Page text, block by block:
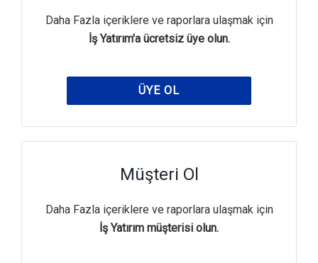
Daha Fazla içeriklere ve raporlara ulaşmak için
İş Yatırım'a ücretsiz üye olun.
ÜYE OL
Müşteri Ol
Daha Fazla içeriklere ve raporlara ulaşmak için
İş Yatırım müşterisi olun.